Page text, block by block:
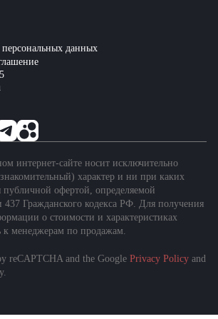
данных
интернет-сайте носит исключительно
характер и ни при каких
публичной офертой, определяемой
Гражданского кодекса РФ. Для получения
о стоимости и характеристиках
к менеджерам по продажам.
reCAPTCHA and the Google Privacy Policy and